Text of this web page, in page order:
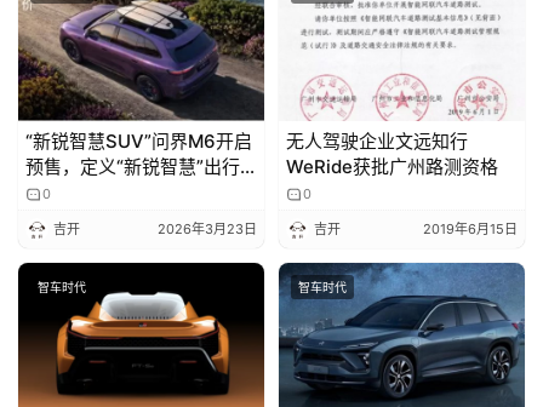
“新锐智慧SUV”问界M6开启
预售，定义“新锐智慧”出行
新标杆
0
吉开 2026年3月23日
无人驾驶企业文远知行
WeRide获批广州路测资格
0
吉开 2019年6月15日
智车时代 智车时代